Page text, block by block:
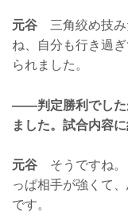
元谷 三角絞め技み
ね、自分も行き過
られました。
——判定勝利でした
ました。試合内容
元谷 そうですね。
っぱ相手が強くて
です。